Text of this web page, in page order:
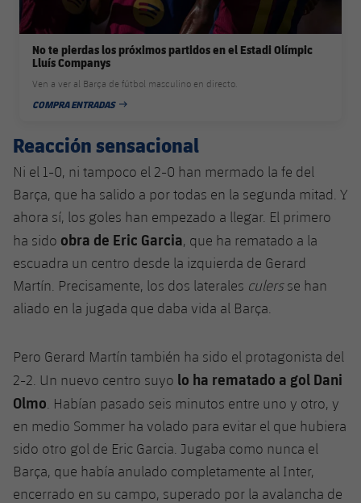
No te pierdas los próximos partidos en el Estadi Olímpic
Lluís Companys
Ven a ver al Barça de fútbol masculino en directo.
COMPRA ENTRADAS
FECHA DE PUBLICACIÓN
Reacción sensacional
Ni el 1-0, ni tampoco el 2-0 han mermado la fe del
Barça, que ha salido a por todas en la segunda mitad. Y
ahora sí, los goles han empezado a llegar. El primero
ha sido obra de Eric Garcia, que ha rematado a la
escuadra un centro desde la izquierda de Gerard
Martín. Precisamente, los dos laterales culersse han
aliado en la jugada que daba vida al Barça.
Pero Gerard Martín también ha sido el protagonista del
2-2. Un nuevo centro suyo lo ha rematado a gol Dani
Olmo . Habían pasado seis minutos entre uno y otro, y
en medio Sommer ha volado para evitar el que hubiera
sido otro gol de Eric Garcia. Jugaba como nunca el
Barça, que había anulado completamente al Inter,
encerrado en su campo, superado por la avalancha de